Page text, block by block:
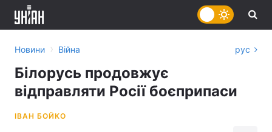
Новини › Війна рус
Білорусь продовжує
відправляти Росії боєприпаси
ІВАН БОЙКО